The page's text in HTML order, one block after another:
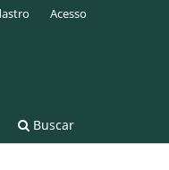
Buscar
Acesso